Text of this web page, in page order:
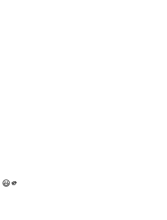
😃🫵